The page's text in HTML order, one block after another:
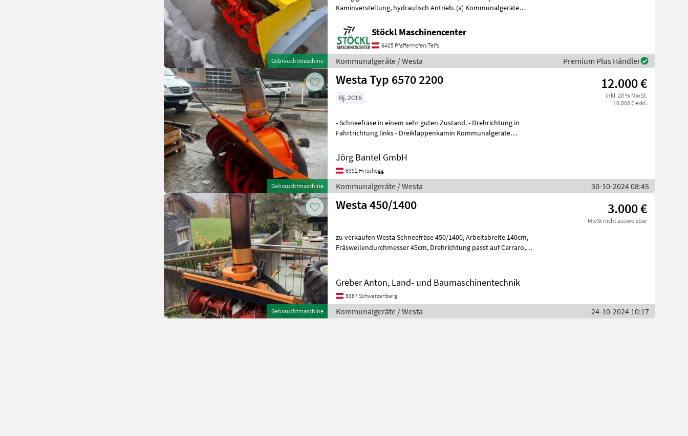
Gebrauchtmaschine
Kaminverstellung, hydraulisch Antrieb. (a) Kommunalgeräte
Stöckl Maschinencenter
6405 Pfaffenhofen/Telfs
Kommunalgeräte / Westa Premium Plus Händler
Gebrauchtmaschine
Westa Typ 6570 2200 12.000 €
inkl. 20 % MwSt.
10.000 € exkl.
Bj. 2016
- Schneefräse in einem sehr guten Zustand. - Drehrichtung in
Fahrtrichtung links - Dreiklappenkamin Kommunalgeräte
Jörg Bantel GmbH
6992 Hirschegg
Kommunalgeräte / Westa 30-10-2024 08:45
Gebrauchtmaschine
Westa 450/1400 3.000 €
MwSt nicht ausweisbar
zu verkaufen Westa Schneefräse 450/1400, Arbeitsbreite 140cm,
Fräswellendurchmesser 45cm, Drehrichtung passt auf Carraro,
Greber Anton, Land- und Baumaschinentechnik
6867 Schwarzenberg
Kommunalgeräte / Westa 24-10-2024 10:17